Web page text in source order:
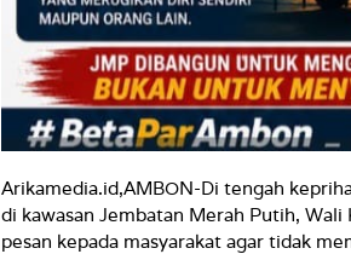
Arikamedia.id,AMBON-Di tengah
di kawasan Jembatan Merah Putih,
pesan kepada masyarakat agar tidak